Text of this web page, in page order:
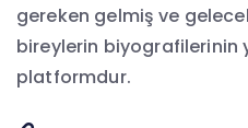
gereken gelmiş ve
bireylerin biyografilerinin
platformdur.